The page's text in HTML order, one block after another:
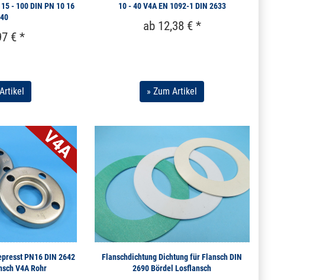
15 - 100 DIN PN 10 16
€ *
10 - 40 V4A EN 1092-1 DIN 2633
ab 12,38 € *
» Zum Artikel
PN16 DIN 2642
V4A Rohr
Flanschdichtung Dichtung für Flansch DIN
2690 Bördel Losflansch